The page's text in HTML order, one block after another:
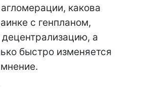
какова
с генпланом,
децентрализацию, а
быстро изменяется